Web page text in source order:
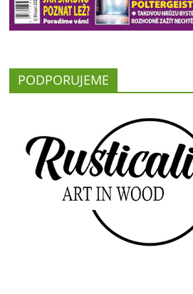
PODPORUJEME